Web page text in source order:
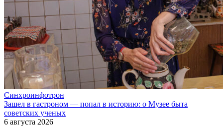
Синхроинфотрон
Зашел в гастроном — попал в историю: о Музее быта
советских ученых
6 августа 2026